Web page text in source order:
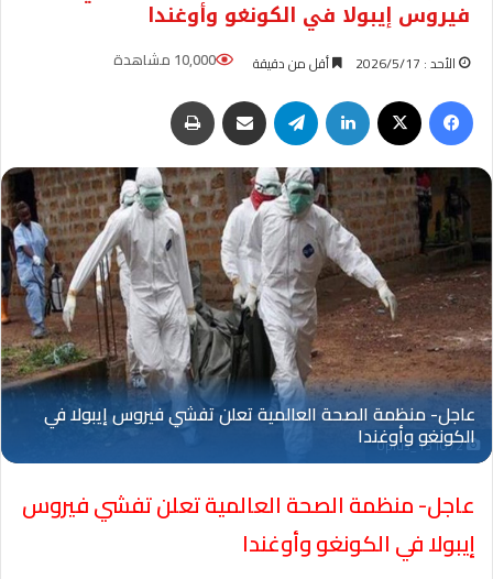
فيروس إيبولا في الكونغو وأوغندا
الأحد : 2026/5/17 أقل من دقيقة
10,000 مشاهدة
فيسبوك
لينكدإن تيلقرام مشاركة عبر البريد
Oplus_131072
عاجل- منظمة الصحة العالمية تعلن تفشي فيروس
إيبولا في الكونغو وأوغندا